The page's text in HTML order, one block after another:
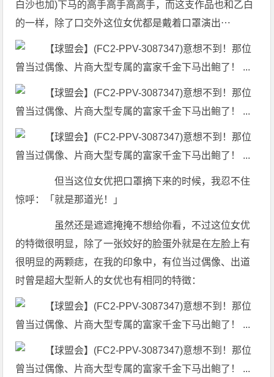
白沙也加)下马的高手高手高高手，而这支作品也和乙白
的一样，除了口交外这位女优都是戴着口罩演出⋯
但当这位女优把口罩摘下来的时候，我忍不住
惊呼：「就是那道光！」
虽然还是遮遮掩掩不想给你看，不过这位女优
的特徵很明显，除了一张姣好的脸蛋外就是在左脸上有
很明显的两颗痣，在我的印象中，有位当过偶像、出道
时曾是超大型新人的女优也有相同的特徵：